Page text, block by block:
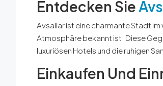
Entdecken Sie
Avsallar ist eine charmante Stadt
Atmosphäre bekannt ist. Diese
luxuriösen Hotels und die ruhigen
Einkaufen Und